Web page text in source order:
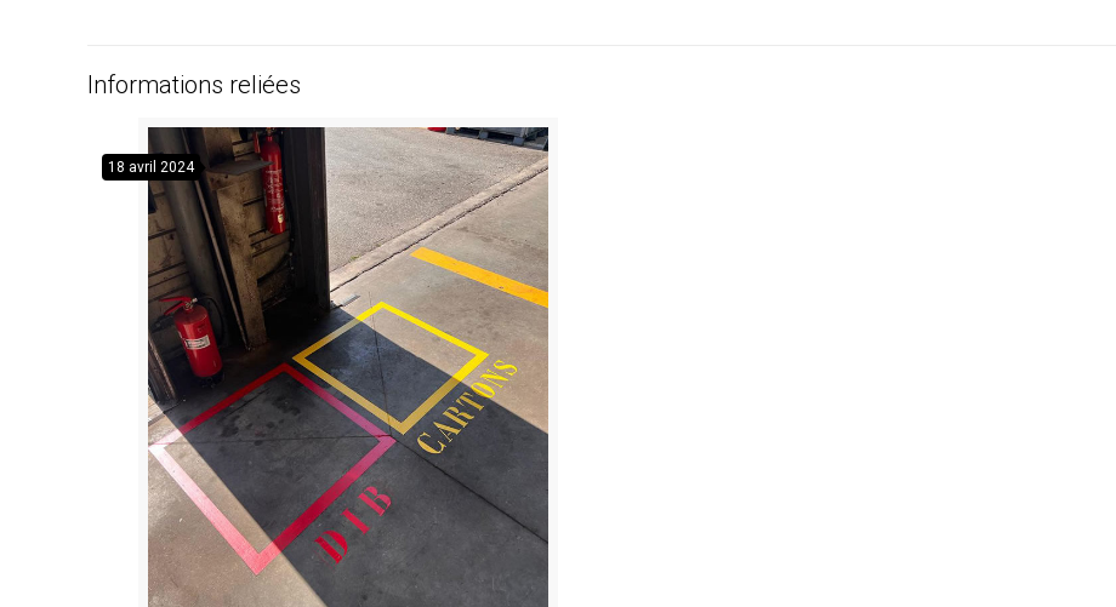
Informations reliées
18 avril 2024